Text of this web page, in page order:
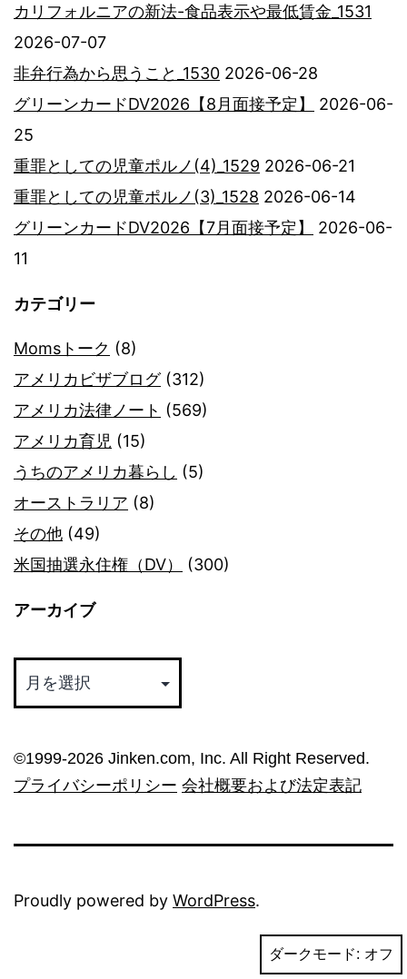
カリフォルニアの新法-食品表示や最低賃金_1531
2026-07-07
非弁行為から思うこと_1530 2026-06-28
グリーンカードDV2026【8月面接予定】
2026-06-
25
重罪としての児童ポルノ(4)_1529 2026-06-21
重罪としての児童ポルノ(3)_1528 2026-06-14
グリーンカードDV2026【7月面接予定】
2026-06-
11
カテゴリー
Momsトーク (8)
アメリカビザブログ(312)
アメリカ法律ノート (569)
アメリカ育児 (15)
うちのアメリカ暮らし (5)
オーストラリア (8)
その他 (49)
米国抽選永住権（DV）
(300)
アーカイブ
カ
ブ
©︎1999-2026 Jinken.com, Inc. All Right Reserved.
プライバシーポリシー 会社概要および法定表記
Proudly powered by WordPress.
ダークモード: